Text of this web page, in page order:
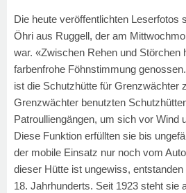
Die heute veröffentlichten Leserfotos
Öhri aus Ruggell, der am
war. «Zwischen Rehen und Störchen
farbenfrohe Föhnstimmung
ist die Schutzhütte für Grenzwächter
Grenzwächter benutzten
Patroulliengängen, um sich vor Wind
Diese Funktion erfüllten sie bis
der mobile Einsatz nur noch vom
dieser Hütte ist ungewiss,
18. Jahrhunderts. Seit 1923 steht sie